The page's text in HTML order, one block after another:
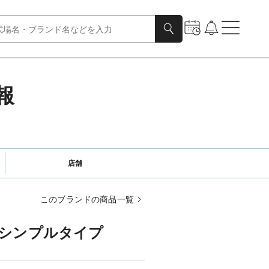
店舗
このブランドの商品一覧
ンプルタイプ